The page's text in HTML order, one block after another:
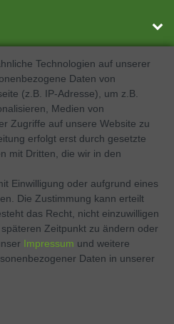
Kontakt
Technologien auf unserer
Daten von
(z.B. IP-Adresse), um z.B.
Medien von
Zugriffe auf unsere Website zu
erfolgt erst durch gesetzte
mit Dritten, die wir in den
Einwilligung oder aufgrund eines
Die Zustimmung kann erteilt
das Recht, nicht einzuwilligen
Zeitpunkt zu ändern oder
Impressum und weitere
Daten in unserer